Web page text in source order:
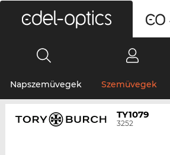
Napszemüvegek Szemüvegek
TY1079
3252